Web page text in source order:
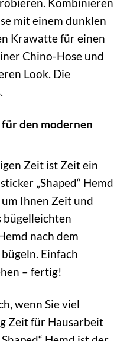
mit einem dunklen
Krawatte für einen
Chino-Hose und
Look. Die
den modernen
Zeit ist Zeit ein
„Shaped“ Hemd
Ihnen Zeit und
bügelleichten
nach dem
Einfach
– fertig!
wenn Sie viel
Zeit für Hausarbeit